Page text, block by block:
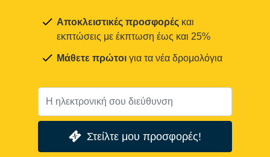
Αποκλειστικές προσφορές και
εκπτώσεις με έκπτωση έως και 25%
Μάθετε πρώτοι για τα νέα δρομολόγια
Στείλτε μου προσφορές!